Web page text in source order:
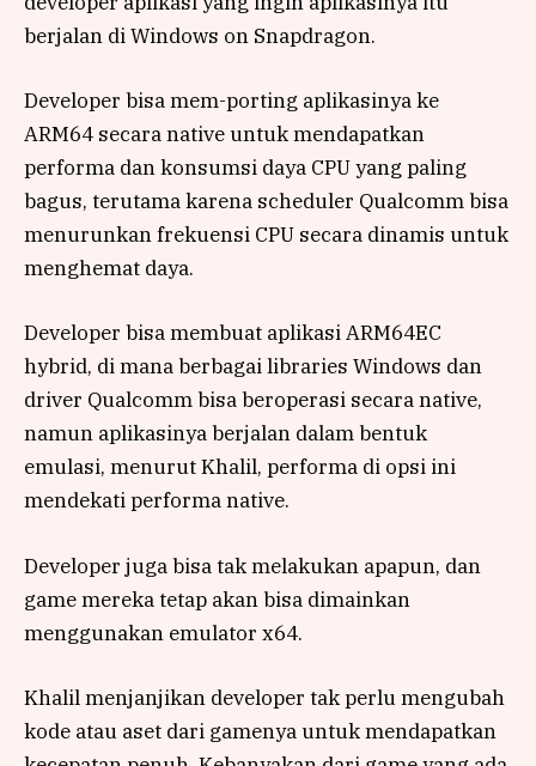
berjalan di Windows on Snapdragon.
Developer bisa mem-porting aplikasinya ke
ARM64 secara native untuk mendapatkan
performa dan konsumsi daya CPU yang paling
bagus, terutama karena scheduler Qualcomm bisa
menurunkan frekuensi CPU secara dinamis untuk
menghemat daya.
Developer bisa membuat aplikasi ARM64EC
hybrid, di mana berbagai libraries Windows dan
driver Qualcomm bisa beroperasi secara native,
namun aplikasinya berjalan dalam bentuk
emulasi, menurut Khalil, performa di opsi ini
mendekati performa native.
Developer juga bisa tak melakukan apapun, dan
game mereka tetap akan bisa dimainkan
menggunakan emulator x64.
Khalil menjanjikan developer tak perlu mengubah
kode atau aset dari gamenya untuk mendapatkan